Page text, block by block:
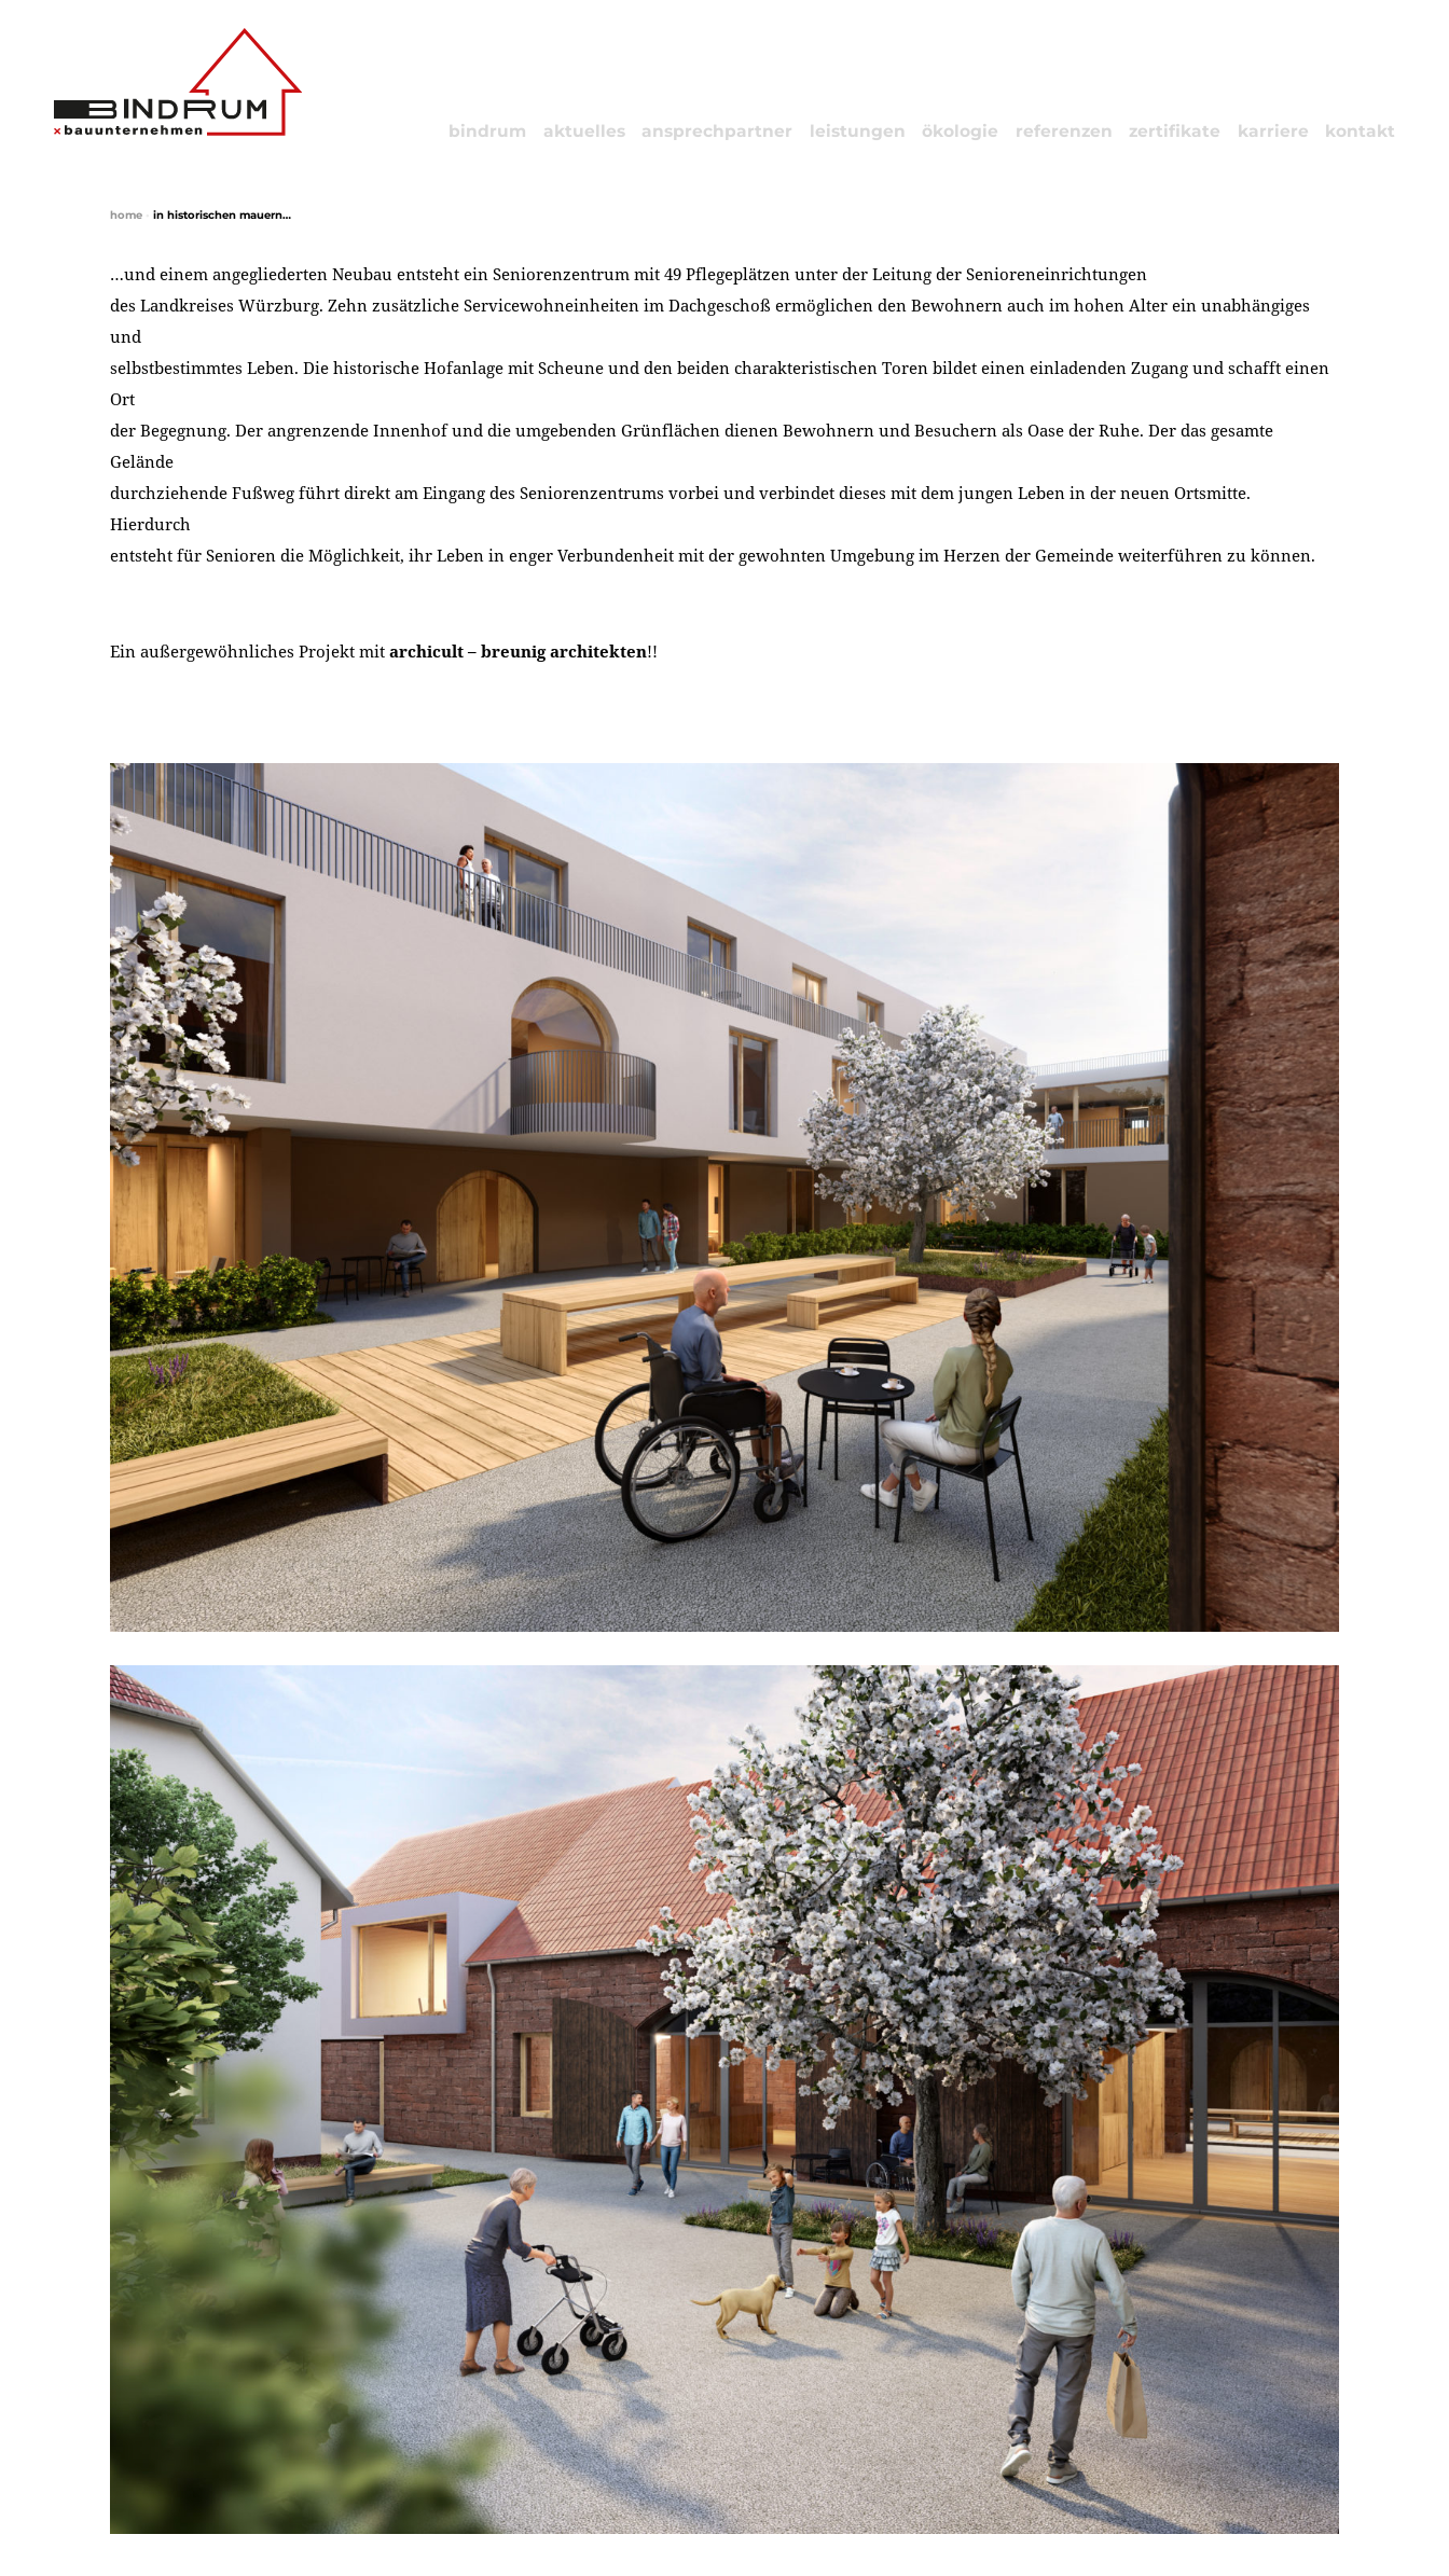
bindrum aktuelles ansprechpartner leistungen ökologie referenzen zertifikate karriere kontakt
home in historischen mauern…
…und einem angegliederten Neubau entsteht ein Seniorenzentrum mit 49 Pflegeplätzen unter der Leitung der Senioreneinrichtungen
des Landkreises Würzburg. Zehn zusätzliche Servicewohneinheiten im Dachgeschoß ermöglichen den Bewohnern auch im hohen Alter ein unabhängiges
und
selbstbestimmtes Leben. Die historische Hofanlage mit Scheune und den beiden charakteristischen Toren bildet einen einladenden Zugang und schafft einen
Ort
der Begegnung. Der angrenzende Innenhof und die umgebenden Grünflächen dienen Bewohnern und Besuchern als Oase der Ruhe. Der das gesamte
Gelände
durchziehende Fußweg führt direkt am Eingang des Seniorenzentrums vorbei und verbindet dieses mit dem jungen Leben in der neuen Ortsmitte.
Hierdurch
entsteht für Senioren die Möglichkeit, ihr Leben in enger Verbundenheit mit der gewohnten Umgebung im Herzen der Gemeinde weiterführen zu können.
Ein außergewöhnliches Projekt mitarchicult – breunig architekten!!